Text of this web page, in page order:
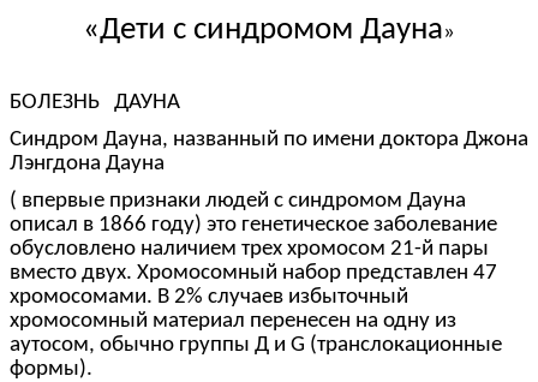
«Дети с синдромом Дауна»
БОЛЕЗНЬ ДАУНА
Синдром Дауна, названный по имени доктора Джона
Лэнгдона Дауна
( впервые признаки людей с синдромом Дауна
описал в 1866 году) это генетическое заболевание
обусловлено наличием трех хромосом 21-й пары
вместо двух. Хромосомный набор представлен 47
хромосомами. В 2% случаев избыточный
хромосомный материал перенесен на одну из
аутосом, обычно группы Д и G (транслокационные
формы).